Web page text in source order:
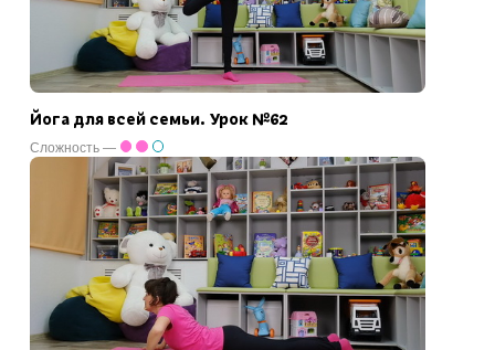
Йога для всей семьи. Урок №62
Сложность —